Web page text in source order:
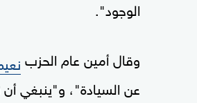
الوجود".
وقالأمين عام الحزب
عن السيادة"، و"ينبغي أن